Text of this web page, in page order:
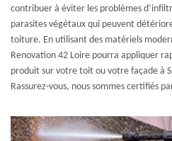
contribuer à éviter les problèmes
parasites végétaux qui peuvent
toiture. En utilisant des matériels
Renovation 42 Loire pourra appliquer
produit sur votre toit ou votre façade à
Rassurez-vous, nous sommes certifiés